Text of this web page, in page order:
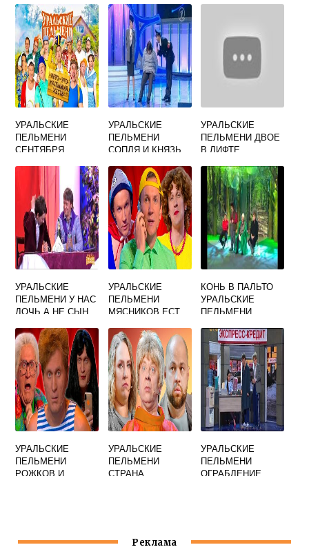
УРАЛЬСКИЕ
ПЕЛЬМЕНИ
СЕНТЯБРЯ
УРАЛЬСКИЕ
ПЕЛЬМЕНИ
СОПЛЯ И КНЯЗЬ
УРАЛЬСКИЕ
ПЕЛЬМЕНИ ДВОЕ
В ЛИФТЕ
УРАЛЬСКИЕ
ПЕЛЬМЕНИ У НАС
ДОЧЬ А НЕ СЫН
УРАЛЬСКИЕ
ПЕЛЬМЕНИ
МЯСНИКОВ ЕСТ
КОНЬ В ПАЛЬТО
УРАЛЬСКИЕ
ПЕЛЬМЕНИ
УРАЛЬСКИЕ
ПЕЛЬМЕНИ
РОЖКОВ И
УРАЛЬСКИЕ
ПЕЛЬМЕНИ
СТРАНА
УРАЛЬСКИЕ
ПЕЛЬМЕНИ
ОГРАБЛЕНИЕ
Реклама